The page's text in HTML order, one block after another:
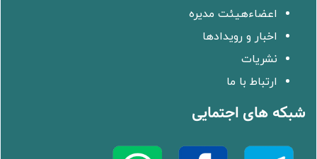
اعضاءهیئت مدیره
اخبار و رویدادها
نشریات
ارتباط با ما
شبکه های اجتمایی